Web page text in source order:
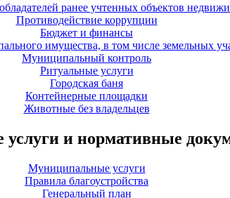
ранее учтенных объектов
Противодействие коррупции
Бюджет и финансы
имущества, в том числе земельных
Муниципальный контроль
Ритуальные услуги
Городская баня
Контейнерные площадки
Животные без владельцев
и нормативные
Муниципальные услуги
Правила благоустройства
Генеральный план